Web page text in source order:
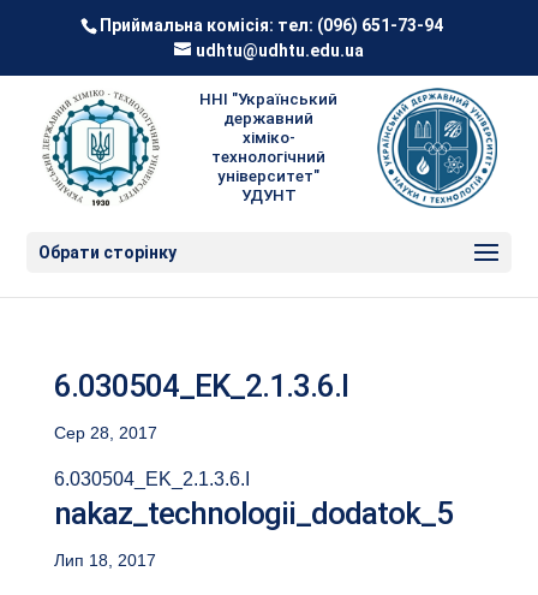
Приймальна комісія: тел: (096) 651-73-94
udhtu@udhtu.edu.ua
ННІ "Український
державний
хіміко-
технологічний
університет"
УДУНТ
Обрати сторінку
6.030504_EK_2.1.3.6.I
Сер 28, 2017
6.030504_EK_2.1.3.6.I
nakaz_technologii_dodatok_5
Лип 18, 2017